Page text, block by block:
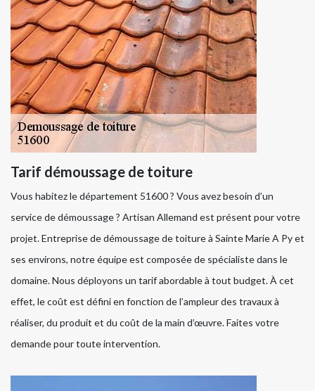
Tarif démoussage de toiture
Vous habitez le département 51600 ? Vous avez besoin d’un
service de démoussage ? Artisan Allemand est présent pour votre
projet. Entreprise de démoussage de toiture à Sainte Marie A Py et
ses environs, notre équipe est composée de spécialiste dans le
domaine. Nous déployons un tarif abordable à tout budget. À cet
effet, le coût est défini en fonction de l’ampleur des travaux à
réaliser, du produit et du coût de la main d’œuvre. Faites votre
demande pour toute intervention.